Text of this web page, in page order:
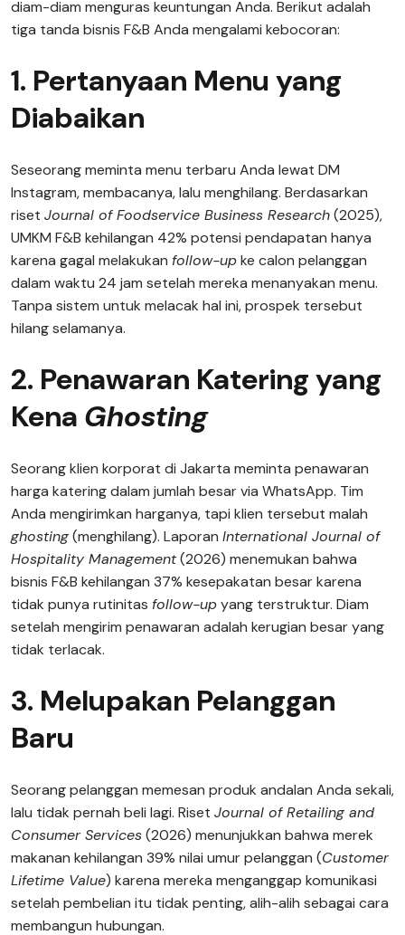
diam-diam menguras keuntungan Anda. Berikut adalah
tiga tanda bisnis F&B Anda mengalami kebocoran:
1. Pertanyaan Menu yang
Diabaikan
Seseorang meminta menu terbaru Anda lewat DM
Instagram, membacanya, lalu menghilang. Berdasarkan
riset Journal of Foodservice Business Research(2025),
UMKM F&B kehilangan 42% potensi pendapatan hanya
karena gagal melakukan follow-upke calon pelanggan
dalam waktu 24 jam setelah mereka menanyakan menu.
Tanpa sistem untuk melacak hal ini, prospek tersebut
hilang selamanya.
2. Penawaran Katering yang
Kena Ghosting
Seorang klien korporat di Jakarta meminta penawaran
harga katering dalam jumlah besar via WhatsApp. Tim
Anda mengirimkan harganya, tapi klien tersebut malah
ghosting(menghilang). Laporan International Journal of
Hospitality Management(2026) menemukan bahwa
bisnis F&B kehilangan 37% kesepakatan besar karena
tidak punya rutinitas follow-upyang terstruktur. Diam
setelah mengirim penawaran adalah kerugian besar yang
tidak terlacak.
3. Melupakan Pelanggan
Baru
Seorang pelanggan memesan produk andalan Anda sekali,
lalu tidak pernah beli lagi. Riset Journal of Retailing and
Consumer Services(2026) menunjukkan bahwa merek
makanan kehilangan 39% nilai umur pelanggan (Customer
Lifetime Value) karena mereka menganggap komunikasi
setelah pembelian itu tidak penting, alih-alih sebagai cara
membangun hubungan.